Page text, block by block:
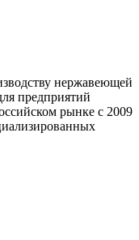
нержавеющей
предприятий
рынке с 2009